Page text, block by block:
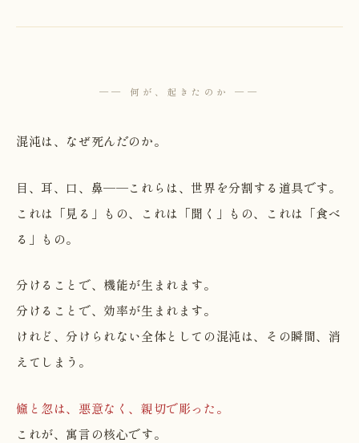
── 何が、起きたのか ──
混沌は、なぜ死んだのか。
目、耳、口、鼻──これらは、世界を分割する道具です。
これは「見る」もの、これは「聞く」もの、これは「食べ
る」もの。
分けることで、機能が生まれます。
分けることで、効率が生まれます。
けれど、分けられない全体としての混沌は、その瞬間、消
えてしまう。
儵と忽は、悪意なく、親切で彫った。
これが、寓言の核心です。